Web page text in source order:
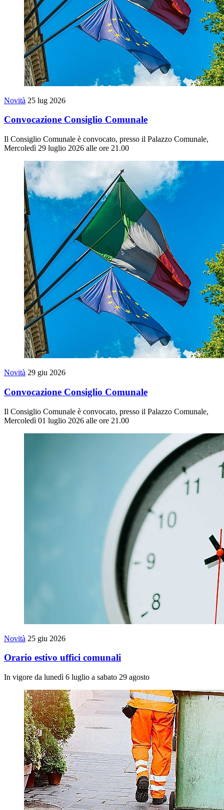
Novità 25 lug 2026
Convocazione Consiglio Comunale
Il Consiglio Comunale è convocato, presso il Palazzo Comunale,
Mercoledì 29 luglio 2026 alle ore 21.00
Novità 29 giu 2026
Convocazione Consiglio Comunale
Il Consiglio Comunale è convocato, presso il Palazzo Comunale,
Mercoledì 01 luglio 2026 alle ore 21.00
Novità 25 giu 2026
Orario estivo uffici comunali
In vigore da lunedì 6 luglio a sabato 29 agosto